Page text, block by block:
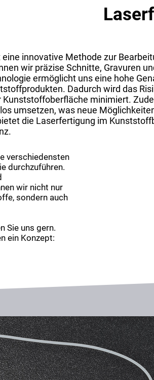
innovative Methode zur
wir präzise Schnitte, Gravuren
ermöglicht uns eine hohe
Dadurch wird das
Kunststoffoberfläche minimiert.
umsetzen, was neue
die Laserfertigung im
verschiedensten
durchzuführen.
wir nicht nur
sondern auch
Sie uns gern.
ein Konzept: